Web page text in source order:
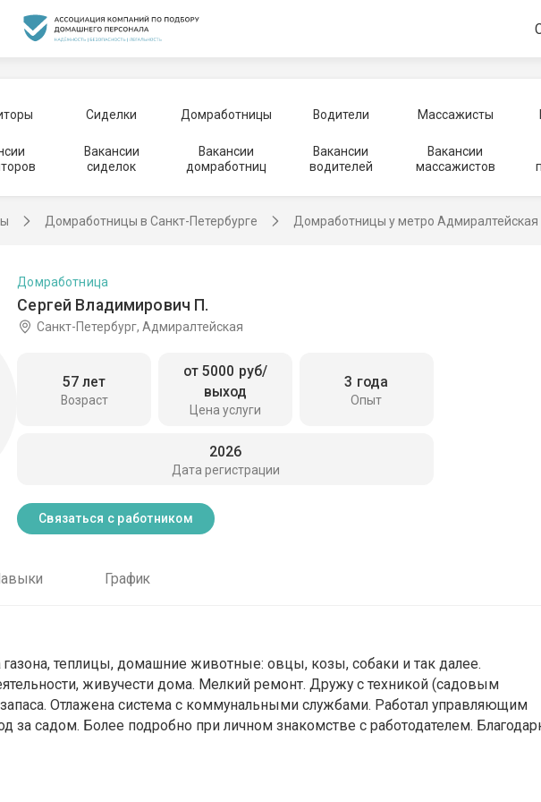
Сиделки Домработницы Водители Массажисты
Вакансии
сиделок
Вакансии
домработниц
Вакансии
водителей
Вакансии
массажистов
Домработницы в Санкт-Петербурге Домработницы у метро Адмиралтейская
Сергей Владимирович П.
Домработница
Санкт-Петербург, Адмиралтейская
Возраст
57 лет
Цена услуги
от 5000 руб/
выход
Опыт
3 года
Дата регистрации
2026
Связаться с работником
График
газона, теплицы, домашние животные: овцы, козы, собаки и так далее.
живучести дома. Мелкий ремонт. Дружу с техникой (садовым
Отлажена система с коммунальными службами. Работал управляющим
за садом. Более подробно при личном знакомстве с работодателем.